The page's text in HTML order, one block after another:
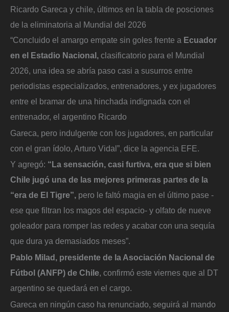
Ricardo Gareca y chile, últimos en la tabla de posciones
de la eliminatoria al Mundial del 2026
“Concluido el amargo empate sin goles frente a Ecuador
en el Estadio Nacional, clasificatorio para el Mundial
2026, una idea se abría paso casi a susurros entre
periodistas especializados, entrenadores, y ex jugadores
entre el bramar de una hinchada indignada con el
entrenador, el argentino Ricardo
Gareca, pero indulgente con los jugadores, en particular
con el gran ídolo, Arturo Vidal”, dice la agencia EFE.
Y agregó: “La sensación, casi furtiva, era que si bien
Chile jugó una de las mejores primeras partes de la
“era de El Tigre”, pero le faltó magia en el último pase -
ese que filtran los magos del espacio- y olfato de nueve
goleador para romper las redes y acabar con una sequía
que dura ya demasiados meses”.
Pablo Milad, presidente de la Asociación Nacional de
Fútbol (ANFP) de Chile, confirmó este viernes que al DT
argentino se quedará en el cargo.
Gareca en ningún caso ha renunciado, seguirá al mando